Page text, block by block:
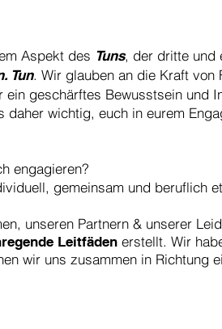
Aspekt des Tuns, der dritte und
Tun. Wir glauben an die Kraft von
ein geschärftes Bewusstsein und
daher wichtig, euch in eurem
engagieren?
gemeinsam und beruflich
unseren Partnern & unserer
Leitfäden erstellt. Wir
wir uns zusammen in Richtung